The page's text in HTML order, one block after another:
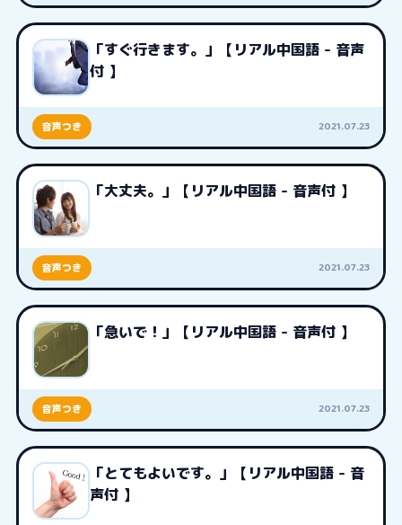
「すぐ行きます。」【リアル中国語 - 音声
付 】
音声つき 2021.07.23
「大丈夫。」【リアル中国語 - 音声付 】
音声つき 2021.07.23
「急いで！」【リアル中国語 - 音声付 】
音声つき 2021.07.23
「とてもよいです。」【リアル中国語 - 音
声付 】